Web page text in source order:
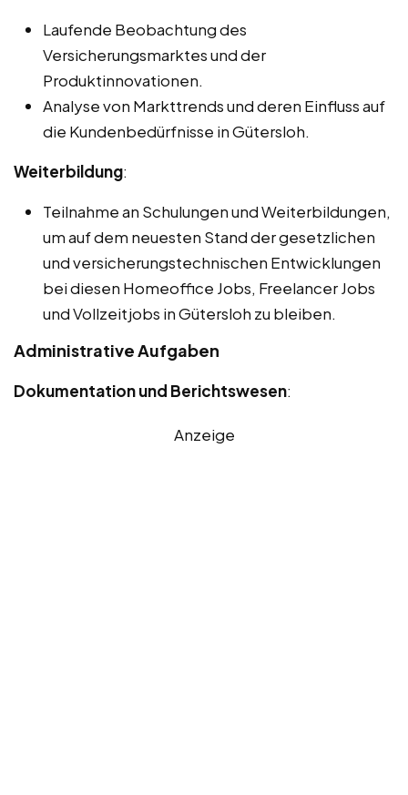
Laufende Beobachtung des
Versicherungsmarktes und der
Produktinnovationen.
Analyse von Markttrends und deren Einfluss auf
die Kundenbedürfnisse in Gütersloh.
Weiterbildung:
Teilnahme an Schulungen und Weiterbildungen,
um auf dem neuesten Stand der gesetzlichen
und versicherungstechnischen Entwicklungen
bei diesen Homeoffice Jobs, Freelancer Jobs
und Vollzeitjobs in Gütersloh zu bleiben.
Administrative Aufgaben
Dokumentation und Berichtswesen:
Anzeige